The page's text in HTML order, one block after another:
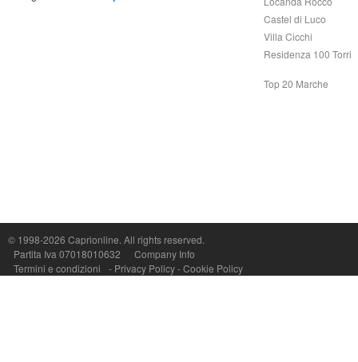
Castel di Luco
Villa Cicchi
Residenza 100 Torri
Top 20 Marche
© 1998-2026 Caprionline. All rights reserved.
Partita Iva 07018010632
Company Info
Termini e condizioni
- Privacy Policy-Cookie Policy
Capri On Line Srl, Via Le Botteghe 10a - 80073 CAPRI (NA) Italy
P.Iva, C.F. e n.Reg.Imprese Napoli: 07018010632 - Rea n.557643